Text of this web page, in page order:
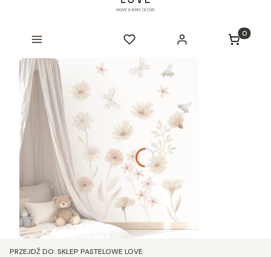
Produkty
PRZEJDŹ DO: SKLEP PASTELOWE LOVE